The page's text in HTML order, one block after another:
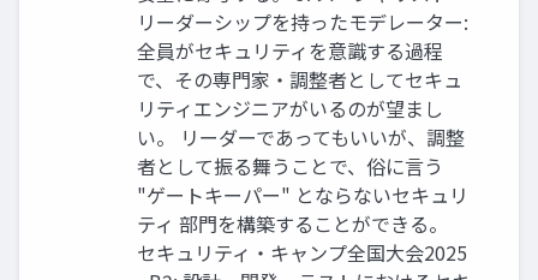
リーダーシップを持ったモデレーター:
全員がセキュリティを意識する過程
で、その専門家・調整者としてセキュ
リティエンジニアがいるのが望まし
い。 リーダーであってもいいが、調整
者として振る舞うことで、俗に言う
"ゲートキーパー" とならないセキュリ
ティ 部門を構築することができる。
セキュリティ・キャンプ全国大会2025